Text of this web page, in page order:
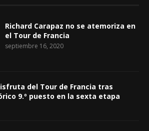
Richard Carapaz no se atemoriza en
el Tour de Francia
septiembre 16, 2020
del Tour de Francia tras
9.º puesto en la sexta etapa